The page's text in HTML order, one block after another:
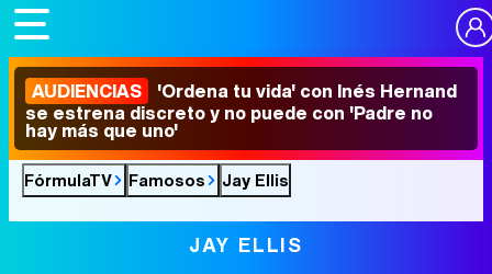
AUDIENCIAS 'Ordena tu vida' con Inés Hernand
se estrena discreto y no puede con 'Padre no
hay más que uno'
FórmulaTV Famosos Jay Ellis
JAY ELLIS